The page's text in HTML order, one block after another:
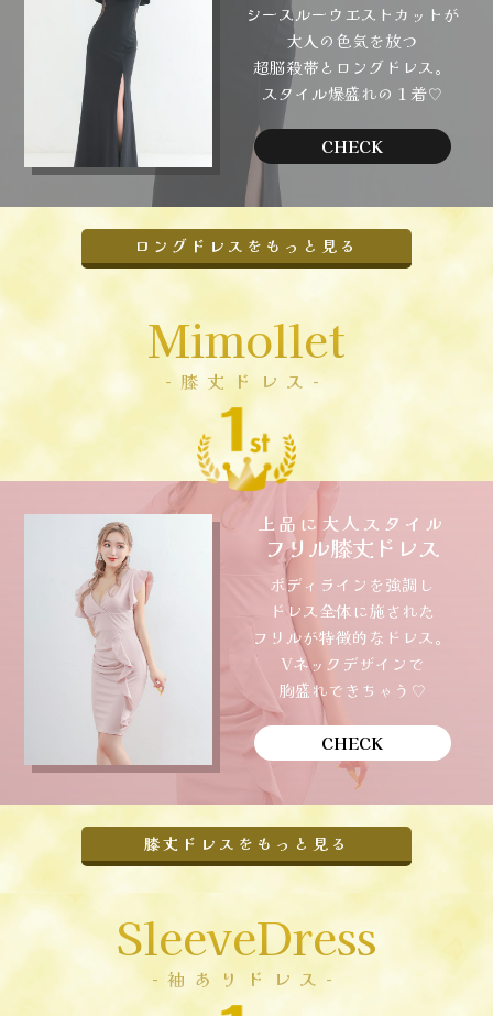
シースルーウエストカットが
大人の色気を放つ
超脳殺帯とロングドレス。
スタイル爆盛れの１着♡
CHECK
ロングドレスをもっと見る
Mimollet
-膝丈ドレス-
上品に大人スタイル
フリル膝丈ドレス
ボディラインを強調し
ドレス全体に施された
フリルが特徴的なドレス。
Vネックデザインで
胸盛れできちゃう♡
CHECK
膝丈ドレスをもっと見る
SleeveDress
-袖ありドレス-